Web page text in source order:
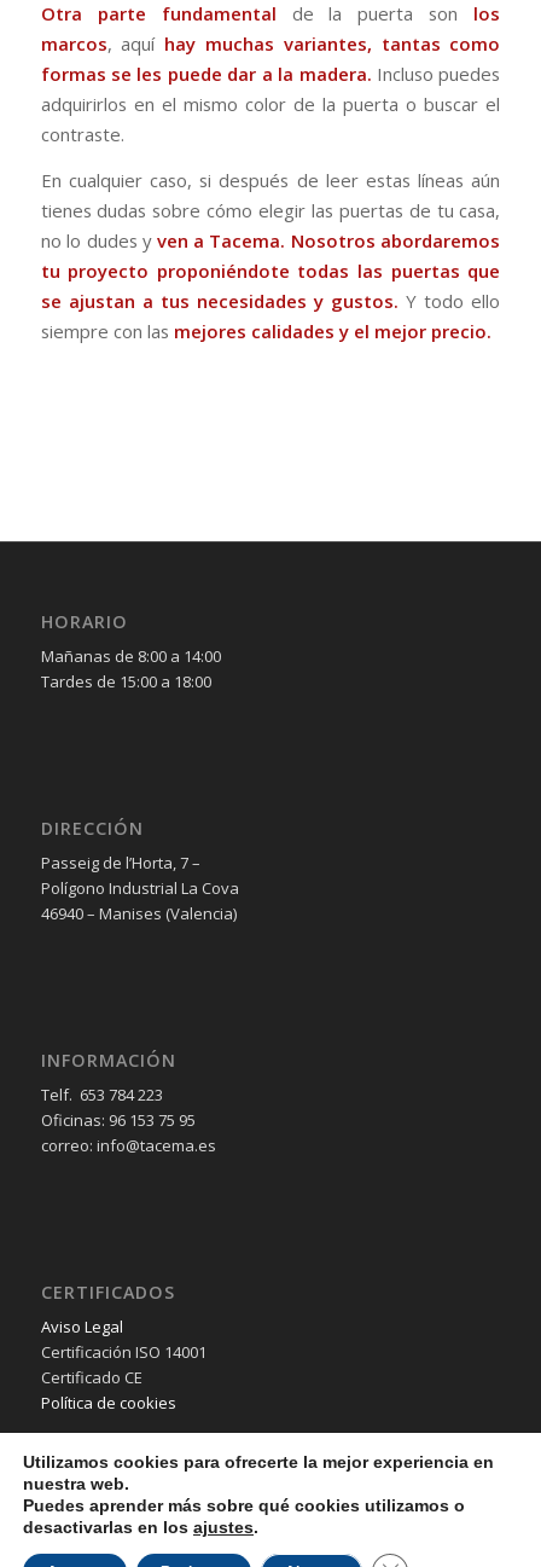
Otra parte fundamental de la puerta son los
marcos, aquí hay muchas variantes, tantas como
formas se les puede dar a la madera. Incluso puedes
adquirirlos en el mismo color de la puerta o buscar el
contraste.
En cualquier caso, si después de leer estas líneas aún
tienes dudas sobre cómo elegir las puertas de tu casa,
no lo dudes y ven a Tacema. Nosotros abordaremos
tu proyecto proponiéndote todas las puertas que
se ajustan a tus necesidades y gustos. Y todo ello
siempre con las mejores calidades y el mejor precio.
HORARIO
Mañanas de 8:00 a 14:00
Tardes de 15:00 a 18:00
DIRECCIÓN
Passeig de l’Horta, 7 –
Polígono Industrial La Cova
46940 – Manises (Valencia)
INFORMACIÓN
Telf. 653 784 223
Oficinas: 96 153 75 95
correo: info@tacema.es
CERTIFICADOS
Aviso Legal
Certificación ISO 14001
Certificado CE
Política de cookies
© Copyright - TACEMA SL - 2018 - Desarrollo Web porB2B activa
Utilizamos cookies para ofrecerte la mejor experiencia en
nuestra web.
Puedes aprender más sobre qué cookies utilizamos o
desactivarlas en los ajustes.